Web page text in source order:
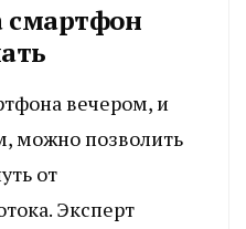
смартфон
вечером, и
можно позволить
от
Эксперт